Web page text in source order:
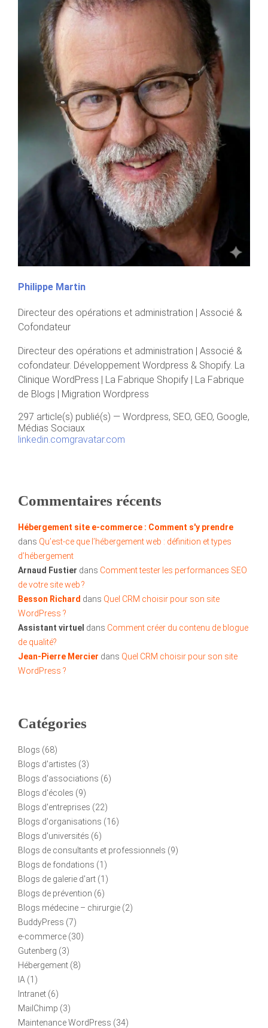
Philippe Martin
Directeur des opérations et administration | Associé &
Cofondateur
Directeur des opérations et administration | Associé &
cofondateur. Développement Wordpress & Shopify. La
Clinique WordPress | La Fabrique Shopify | La Fabrique
de Blogs | Migration Wordpress
297 article(s) publié(s) — Wordpress, SEO, GEO, Google,
Médias Sociaux
linkedin.comgravatar.com
Commentaires récents
Hébergement site e-commerce : Comment s'y prendre
dans Qu’est-ce que l’hébergement web : définition et types
d’hébergement
Arnaud Fustier dans Comment tester les performances SEO
de votre site web ?
Besson Richard dans Quel CRM choisir pour son site
WordPress ?
Assistant virtuel dans Comment créer du contenu de blogue
de qualité?
Jean-Pierre Mercier dans Quel CRM choisir pour son site
WordPress ?
Catégories
Blogs (68)
Blogs d'artistes (3)
Blogs d'associations (6)
Blogs d'écoles (9)
Blogs d'entreprises (22)
Blogs d'organisations (16)
Blogs d'universités (6)
Blogs de consultants et professionnels (9)
Blogs de fondations (1)
Blogs de galerie d'art (1)
Blogs de prévention (6)
Blogs médecine – chirurgie (2)
BuddyPress (7)
e-commerce (30)
Gutenberg (3)
Hébergement (8)
IA (1)
Intranet (6)
MailChimp (3)
Maintenance WordPress (34)